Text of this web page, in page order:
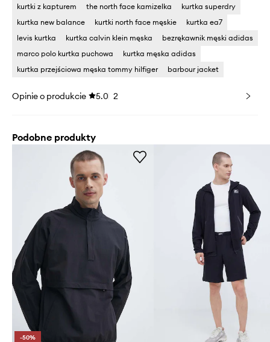
kurtki z kapturem
the north face kamizelka
kurtka superdry
kurtka new balance
kurtki north face męskie
kurtka ea7
levis kurtka
kurtka calvin klein męska
bezrękawnik męski adidas
marco polo kurtka puchowa
kurtka męska adidas
kurtka przejściowa męska tommy hilfiger
barbour jacket
Opinie o produkcie 5.0 2
Podobne produkty
-50%